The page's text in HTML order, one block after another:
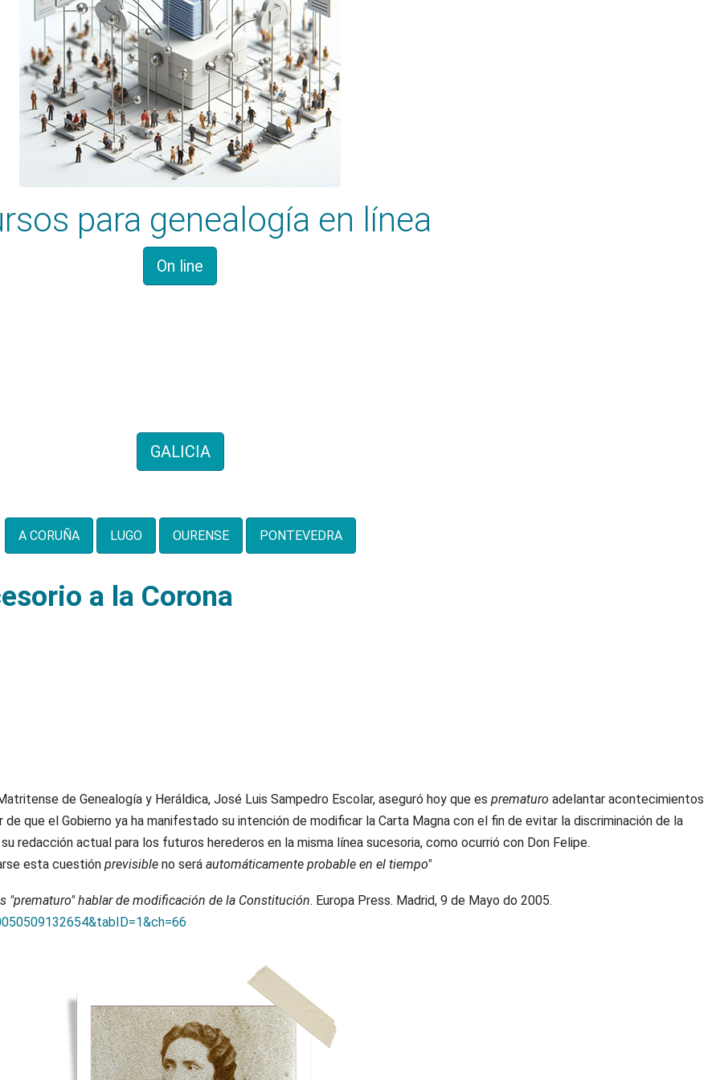
para genealogía en línea
On line
GALICIA
A CORUÑA LUGO OURENSE PONTEVEDRA
a la Corona
de Genealogía y Heráldica, José Luis Sampedro Escolar, aseguró hoy que es prematuro adelantar acontecimientos
que el Gobierno ya ha manifestado su intención de modificar la Carta Magna con el fin de evitar la discriminación de la
redacción actual para los futuros herederos en la misma línea sucesoria, como ocurrió con Don Felipe.
esta cuestión previsible no será automáticamente probable en el tiempo"
"prematuro" hablar de modificación de la Constitución. Europa Press. Madrid, 9 de Mayo do 2005.